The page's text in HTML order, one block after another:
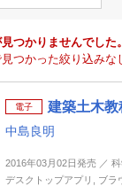
つかりませんでした。
つかった絞り込みな
電子 建築土木
中島良明
2016年03月02日発売 ／
デスクトップアプリ, ブラ